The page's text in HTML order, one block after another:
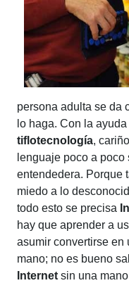
persona adulta se da
lo haga. Con la
tiflotecnología,
lenguaje poco a
entendedera. Porque
miedo a lo
todo esto se precisa
hay que aprender a
asumir convertirse en
mano; no es bueno
Internet sin una